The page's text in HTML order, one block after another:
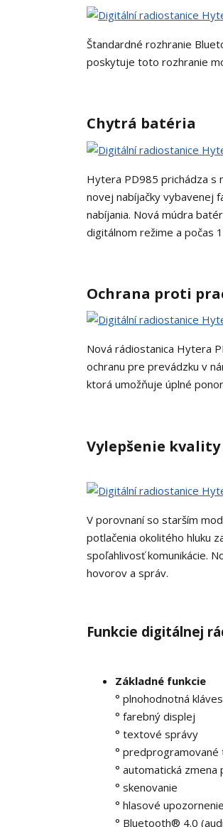
Štandardné rozhranie
poskytuje toto rozhranie
Chytrá batéria
Hytera PD985 prichádza s
novej nabíjačky vybavenej
nabíjania. Nová múdra
digitálnom režime a počas
Ochrana proti
Nová rádiostanica Hytera
ochranu pre prevádzku v
ktorá umožňuje úplné
Vylepšenie
V porovnaní so starším
potlačenia okolitého hluku
spoľahlivosť komunikácie.
hovorov a správ.
Funkcie digitálnej
Základné funkcie
° plnohodnotná
° farebný displej
° textové správy
°
° automatická zmena
° skenovanie
° hlasové
° Bluetooth® 4.0